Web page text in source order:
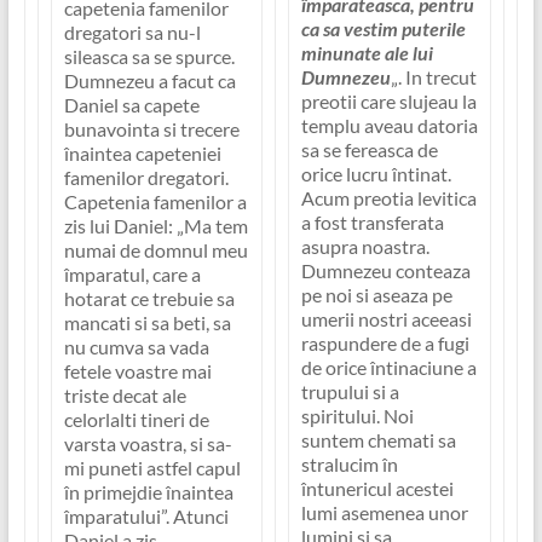
capetenia famenilor
dregatori sa nu-l
sileasca sa se spurce.
Dumnezeu a facut ca
Daniel sa capete
bunavointa si trecere
înaintea capeteniei
famenilor dregatori.
Capetenia famenilor a
zis lui Daniel: „Ma tem
numai de domnul meu
împaratul, care a
hotarat ce trebuie sa
mancati si sa beti, sa
nu cumva sa vada
fetele voastre mai
triste decat ale
celorlalti tineri de
varsta voastra, si sa-
mi puneti astfel capul
în primejdie înaintea
împaratului”. Atunci
împarateasca, pentru
ca sa vestim puterile
minunate ale lui
Dumnezeu„. In trecut
preotii care slujeau la
templu aveau datoria
sa se fereasca de
orice lucru întinat.
Acum preotia levitica
a fost transferata
asupra noastra.
Dumnezeu conteaza
pe noi si aseaza pe
umerii nostri aceeasi
raspundere de a fugi
de orice întinaciune a
trupului si a
spiritului. Noi
suntem chemati sa
stralucim în
întunericul acestei
lumi asemenea unor
lumini si sa